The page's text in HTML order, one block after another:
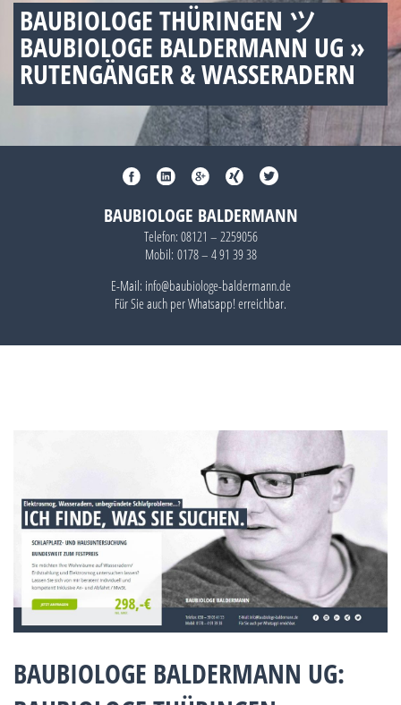
BAUBIOLOGE THÜRINGEN ツ
BAUBIOLOGE BALDERMANN UG »
RUTENGÄNGER & WASSERADERN
BAUBIOLOGE BALDERMANN
Telefon: 08121 – 2259056
Mobil: 0178 – 4 91 39 38
E-Mail: info@baubiologe-baldermann.de
Für Sie auch perWhatsapp!erreichbar.
BAUBIOLOGE BALDERMANN UG: